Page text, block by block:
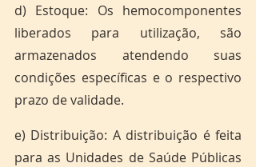
d) Estoque: Os hemocomponentes
liberados para utilização, são
armazenados atendendo suas
condições específicas e o respectivo
prazo de validade.
e) Distribuição: A distribuição é feita
para as Unidades de Saúde Públicas